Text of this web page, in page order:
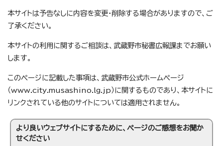
本サイトは予告なしに内容を変更・削除する場合がありますので、ご
了承ください。
本サイトの利用に関するご相談は、武蔵野市秘書広報課までお願い
します。
このページに記載した事項は、武蔵野市公式ホームページ
（www.city.musashino.lg.jp）に関するものであり、本サイトに
リンクされている他のサイトについては適用されません。
より良いウェブサイトにするために、ページのご感想をお聞か
せください